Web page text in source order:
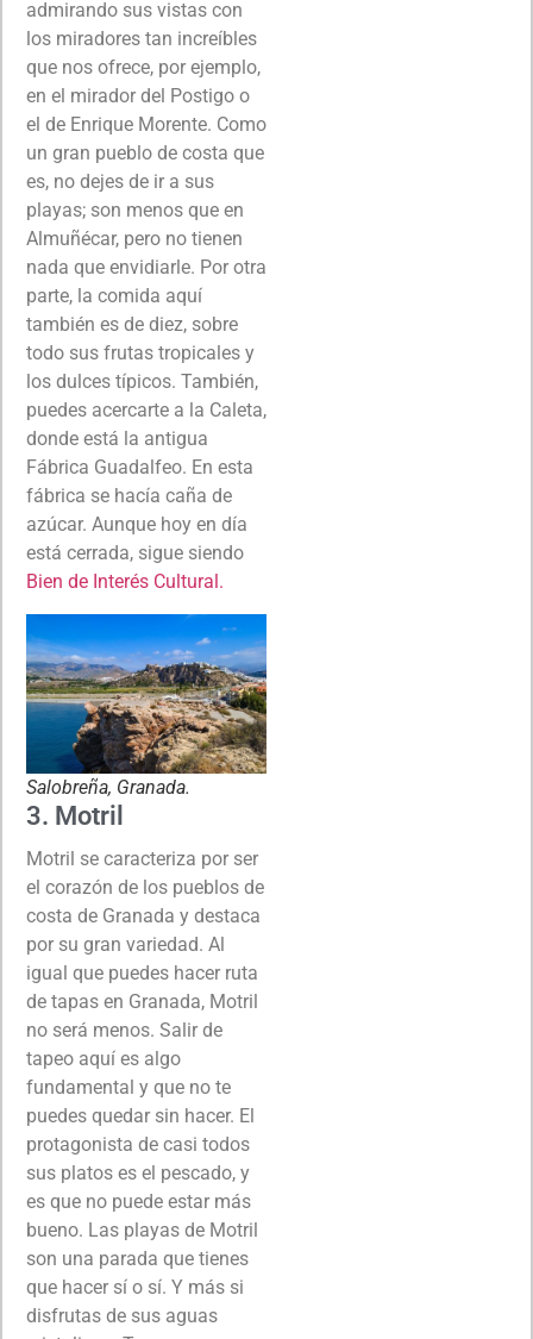
admirando sus vistas con
los miradores tan increíbles
que nos ofrece, por ejemplo,
en el mirador del Postigo o
el de Enrique Morente. Como
un gran pueblo de costa que
es, no dejes de ir a sus
playas; son menos que en
Almuñécar, pero no tienen
nada que envidiarle. Por otra
parte, la comida aquí
también es de diez, sobre
todo sus frutas tropicales y
los dulces típicos. También,
puedes acercarte a la Caleta,
donde está la antigua
Fábrica Guadalfeo. En esta
fábrica se hacía caña de
azúcar. Aunque hoy en día
está cerrada, sigue siendo
Bien de Interés Cultural.
Salobreña, Granada.
3. Motril
Motril se caracteriza por ser
el corazón de los pueblos de
costa de Granada y destaca
por su gran variedad. Al
igual que puedes hacer ruta
de tapas en Granada, Motril
no será menos. Salir de
tapeo aquí es algo
fundamental y que no te
puedes quedar sin hacer. El
protagonista de casi todos
sus platos es el pescado, y
es que no puede estar más
bueno. Las playas de Motril
son una parada que tienes
que hacer sí o sí. Y más si
disfrutas de sus aguas